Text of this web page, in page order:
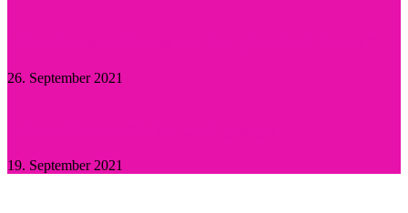
26. September 2021
19. September 2021